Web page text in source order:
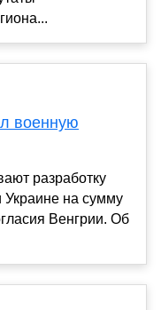
военную
разработку
Украине на сумму
Венгрии. Об